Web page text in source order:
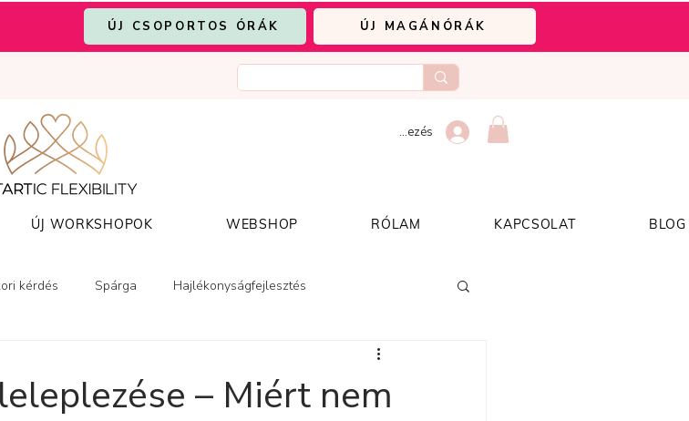
ÚJ CSOPORTOS ÓRÁK ÚJ MAGÁNÓRÁK
Bejelentkezés
ÚJ WORKSHOPOK WEBSHOP RÓLAM KAPCSOLAT BLOG
kérdés Spárga Hajlékonyságfejlesztés
– Miért nem